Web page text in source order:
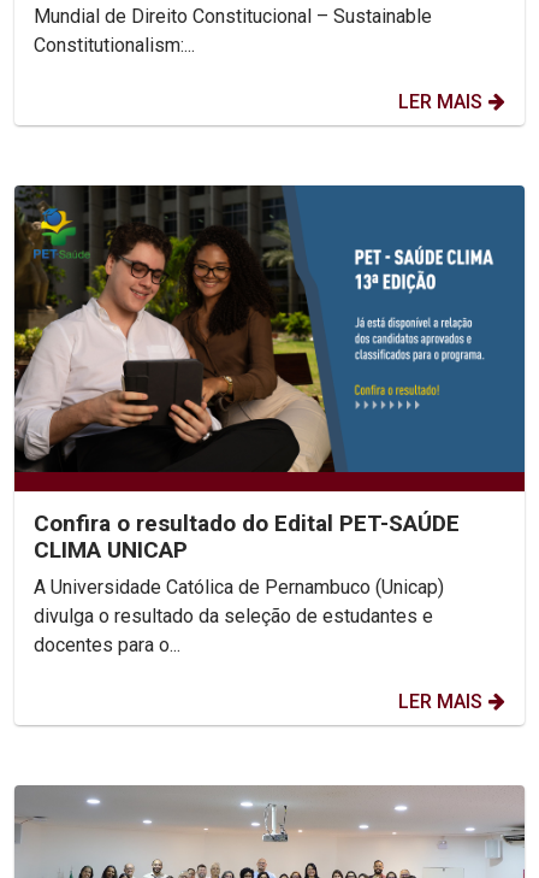
Mundial de Direito Constitucional – Sustainable
Constitutionalism:...
LER MAIS
Confira o resultado do Edital PET-SAÚDE
CLIMA UNICAP
A Universidade Católica de Pernambuco (Unicap)
divulga o resultado da seleção de estudantes e
docentes para o...
LER MAIS